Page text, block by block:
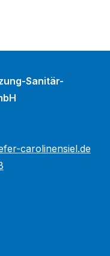
Sanitär-
carolinensiel.de